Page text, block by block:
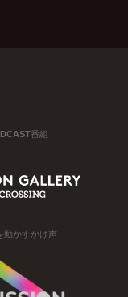
番組
動かすかけ声